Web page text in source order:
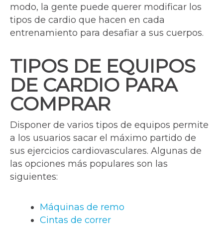
modo, la gente puede querer modificar los
tipos de cardio que hacen en cada
entrenamiento para desafiar a sus cuerpos.
TIPOS DE EQUIPOS
DE CARDIO PARA
COMPRAR
Disponer de varios tipos de equipos permite
a los usuarios sacar el máximo partido de
sus ejercicios cardiovasculares. Algunas de
las opciones más populares son las
siguientes:
Máquinas de remo
Cintas de correr